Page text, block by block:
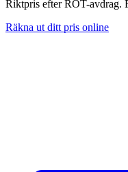
Riktpris efter ROT-avdrag.
Räkna ut ditt pris online